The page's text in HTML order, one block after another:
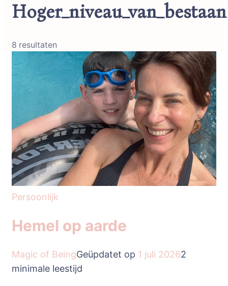
Hoger_niveau_van_bestaan
8 resultaten
Persoonlijk
Hemel op aarde
Magic of BeingGeüpdatet op 1 juli 20262
minimale leestijd